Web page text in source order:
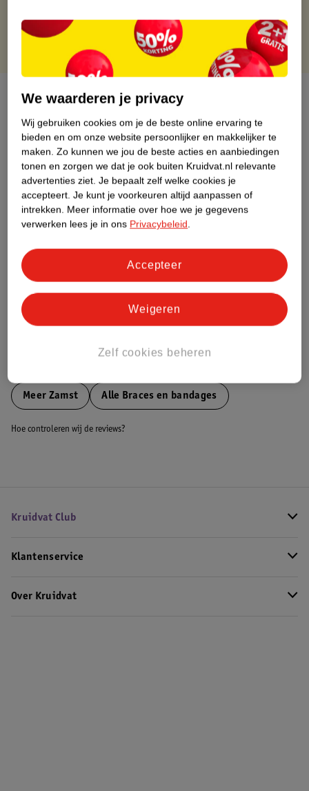
Over dit product
Productinformatie
Etiketinformatie
Nature Impact Score
Dit product heeft (nog) geen Nature
Meer informatie
Bestel & Bezorginformatie
Meer Zamst Alle Braces en bandages
Hoe controleren wij de reviews?
Kruidvat Club
Klantenservice
Over Kruidvat
We waarderen je privacy
Wij gebruiken cookies om je de beste online ervaring te
bieden en om onze website persoonlijker en makkelijker te
maken. Zo kunnen we jou de beste acties en aanbiedingen
tonen en zorgen we dat je ook buiten Kruidvat.nl relevante
advertenties ziet. Je bepaalt zelf welke cookies je
accepteert. Je kunt je voorkeuren altijd aanpassen of
intrekken. Meer informatie over hoe we je gegevens
verwerken lees je in ons Privacybeleid.
Zelf cookies beheren
Weigeren
Accepteer